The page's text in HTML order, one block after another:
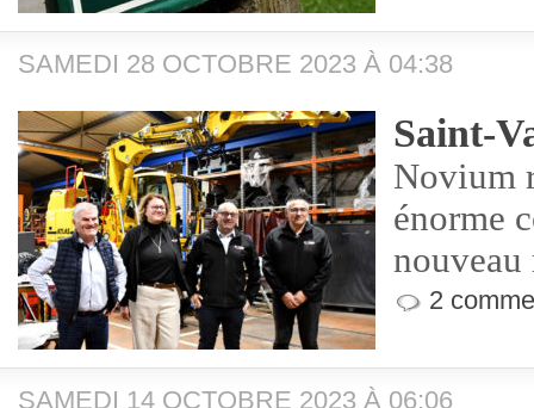
SAMEDI 28 OCTOBRE 2023 À 04:38
Saint-
Novium
énorme
nouveau
2
SAMEDI 14 OCTOBRE 2023 À 06:06